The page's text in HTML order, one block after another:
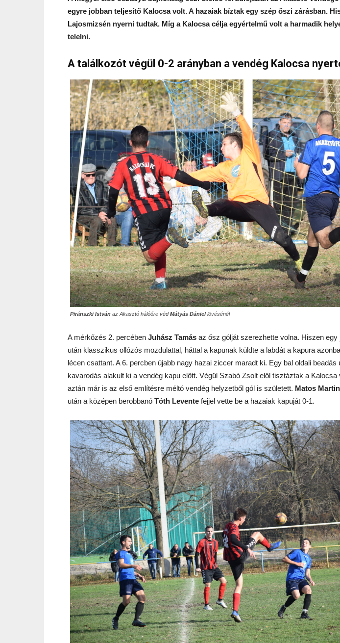
egyre jobban teljesítő Kalocsa volt. A hazaiak bíztak egy szép őszi zárásban.
Lajosmizsén nyerni tudtak. Míg a Kalocsa célja egyértelmű volt a harmadik
telelni.
A találkozót végül 0-2 arányban a vendég Kalocsa
Piránszki István az Akasztó hálóőre védMátyás Dániellövésénél
A mérkőzés 2. percében Juhász Tamás az ősz gólját szerezhette volna. Hiszen egy
után klasszikus ollózós mozdulattal, háttal a kapunak küldte a labdát a kapura
lécen csattant. A 6. percben újabb nagy hazai ziccer maradt ki. Egy bal oldali beadás
kavarodás alakult ki a vendég kapu előtt. Végül Szabó Zsolt elől tisztáztak a Kalocsa
aztán már is az első említésre méltó vendég helyzetből gól is született. Matos Martin
után a középen berobbanó Tóth Levente fejjel vette be a hazaiak kapuját 0-1.